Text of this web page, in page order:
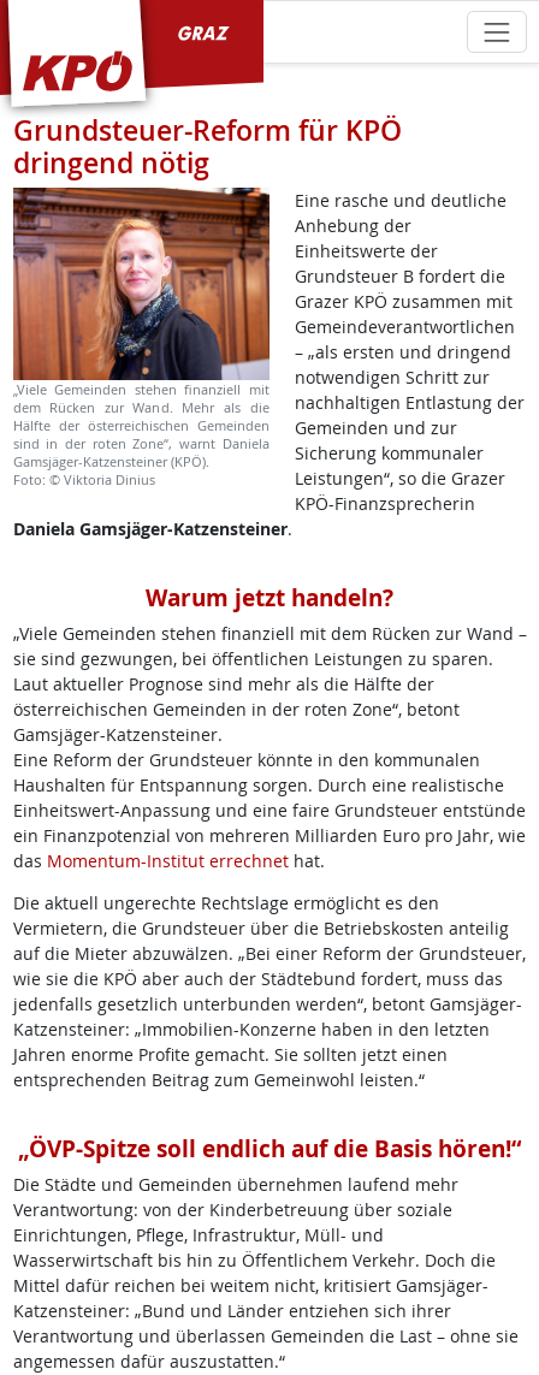
Grundsteuer-Reform für KPÖ
dringend nötig
„Viele Gemeinden stehen finanziell mit
dem Rücken zur Wand. Mehr als die
Hälfte der österreichischen Gemeinden
sind in der roten Zone“, warnt Daniela
Gamsjäger-Katzensteiner (KPÖ).
Foto: © Viktoria Dinius
Eine rasche und deutliche
Anhebung der
Einheitswerte der
Grundsteuer B fordert die
Grazer KPÖ zusammen mit
Gemeindeverantwortlichen
– „als ersten und dringend
notwendigen Schritt zur
nachhaltigen Entlastung der
Gemeinden und zur
Sicherung kommunaler
Leistungen“, so die Grazer
KPÖ-Finanzsprecherin
Daniela Gamsjäger-Katzensteiner.
Warum jetzt handeln?
„Viele Gemeinden stehen finanziell mit dem Rücken zur Wand –
sie sind gezwungen, bei öffentlichen Leistungen zu sparen.
Laut aktueller Prognose sind mehr als die Hälfte der
österreichischen Gemeinden in der roten Zone“, betont
Gamsjäger-Katzensteiner.
Eine Reform der Grundsteuer könnte in den kommunalen
Haushalten für Entspannung sorgen. Durch eine realistische
Einheitswert-Anpassung und eine faire Grundsteuer entstünde
ein Finanzpotenzial von mehreren Milliarden Euro pro Jahr, wie
das Momentum-Institut errechnethat.
Die aktuell ungerechte Rechtslage ermöglicht es den
Vermietern, die Grundsteuer über die Betriebskosten anteilig
auf die Mieter abzuwälzen. „Bei einer Reform der Grundsteuer,
wie sie die KPÖ aber auch der Städtebund fordert, muss das
jedenfalls gesetzlich unterbunden werden“, betont Gamsjäger-
Katzensteiner: „Immobilien-Konzerne haben in den letzten
Jahren enorme Profite gemacht. Sie sollten jetzt einen
entsprechenden Beitrag zum Gemeinwohl leisten.“
„ÖVP-Spitze soll endlich auf die Basis hören!“
Die Städte und Gemeinden übernehmen laufend mehr
Verantwortung: von der Kinderbetreuung über soziale
Einrichtungen, Pflege, Infrastruktur, Müll- und
Wasserwirtschaft bis hin zu Öffentlichem Verkehr. Doch die
Mittel dafür reichen bei weitem nicht, kritisiert Gamsjäger-
Katzensteiner: „Bund und Länder entziehen sich ihrer
Verantwortung und überlassen Gemeinden die Last – ohne sie
angemessen dafür auszustatten.“